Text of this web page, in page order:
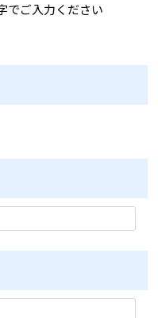
でご入力ください